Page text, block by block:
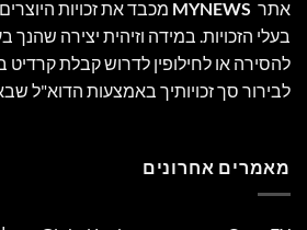
אתר MYNEWS מכבד את זכויות
בעלי הזכויות. במידה וזיהית יצירה שהנך
להסירה או לחילופין לדרוש קבלת קרדיט
לבירור סך זכויותיך באמצעות הדוא"ל
מאמרים אחרונים